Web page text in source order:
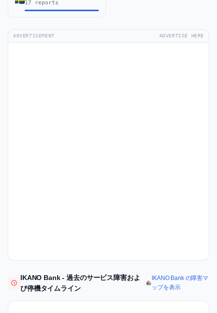
17 reports
ADVERTISEMENT ADVERTISE HERE
IKANO Bank - 過去のサービス障害およ
び停機タイムライン
IKANO Bank の障害マ
ップを表示